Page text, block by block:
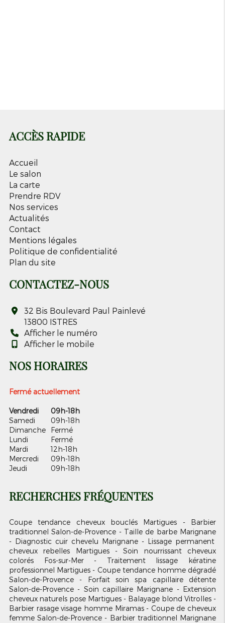
ACCÈS RAPIDE
Accueil
Le salon
La carte
Prendre RDV
Nos services
Actualités
Contact
Mentions légales
Politique de confidentialité
Plan du site
CONTACTEZ-NOUS
32 Bis Boulevard Paul Painlevé
13800 ISTRES
Afficher le numéro
Afficher le mobile
NOS HORAIRES
Fermé actuellement
Vendredi
09h-18h
Samedi
09h-18h
Dimanche
Fermé
Lundi
Fermé
Mardi
12h-18h
Mercredi
09h-18h
Jeudi
09h-18h
RECHERCHES FRÉQUENTES
Coupe tendance cheveux bouclés Martigues
Barbier
traditionnel Salon-de-Provence
Taille de barbe Marignane
Diagnostic cuir chevelu Marignane
Lissage permanent
cheveux rebelles Martigues
Soin nourrissant cheveux
colorés Fos-sur-Mer
Traitement lissage kératine
professionnel Martigues
Coupe tendance homme dégradé
Salon-de-Provence
Forfait soin spa capillaire détente
Salon-de-Provence
Soin capillaire Marignane
Extension
cheveux naturels pose Martigues
Balayage blond Vitrolles
Barbier rasage visage homme Miramas
Coupe de cheveux
femme Salon-de-Provence
Barbier traditionnel Marignane